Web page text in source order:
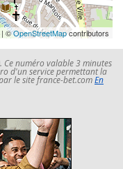
| ©OpenStreetMapcontributors
numéro valable 3 minutes
d'un service permettant la
le site france-bet.comEn